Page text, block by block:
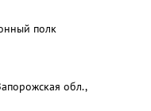
полк
обл.,